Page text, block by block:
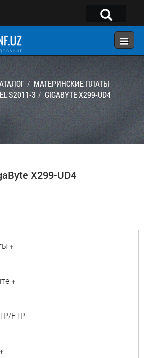
×
ГЛАВНАЯ
КАТАЛОГ
УСЛУГИ
МАТЕРИНСКИЕ ПЛАТЫ
S2011-3
GIGABYTE X299-UD4
X299-UD4
+
+
FTP
+